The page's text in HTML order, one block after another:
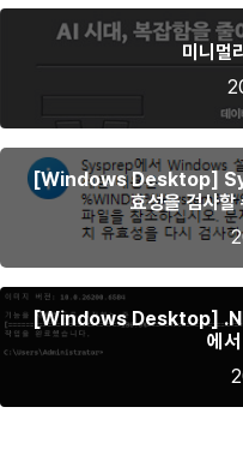
미니멀
[Windows Desktop]
효성을 검사할
[Windows Desktop]
에서